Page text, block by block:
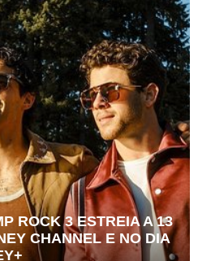
ROCK 3 ESTREIA A 13
CHANNEL E NO DIA